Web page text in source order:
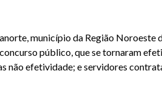
município da Região
público, que se tornaram
não efetividade; e servidores